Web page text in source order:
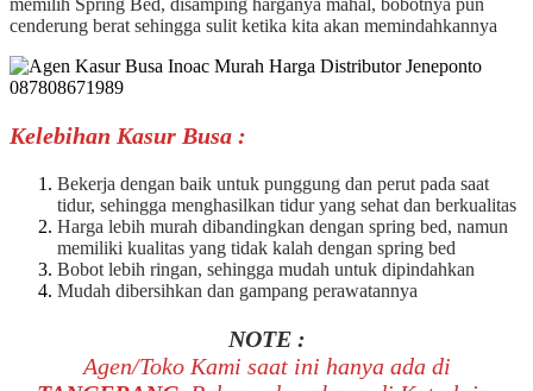
cenderung berat sehingga sulit ketika kita akan memindahkannya
Kelebihan Kasur Busa :
Bekerja dengan baik untuk punggung dan perut pada saat
tidur, sehingga menghasilkan tidur yang sehat dan berkualitas
Harga lebih murah dibandingkan dengan spring bed, namun
memiliki kualitas yang tidak kalah dengan spring bed
Bobot lebih ringan, sehingga mudah untuk dipindahkan
Mudah dibersihkan dan gampang perawatannya
NOTE :
Agen/Toko Kami saat ini hanya ada di